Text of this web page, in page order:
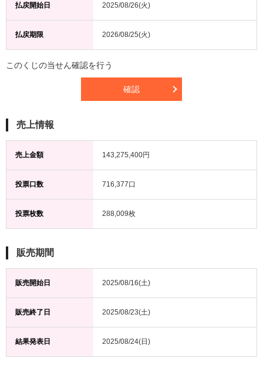
払戻開始日 2025/08/26(火)
払戻期限 2026/08/25(火)
このくじの当せん確認を行う
確認
売上情報
売上金額 143,275,400円
投票口数 716,377口
投票枚数 288,009枚
販売期間
販売開始日 2025/08/16(土)
販売終了日 2025/08/23(土)
結果発表日 2025/08/24(日)